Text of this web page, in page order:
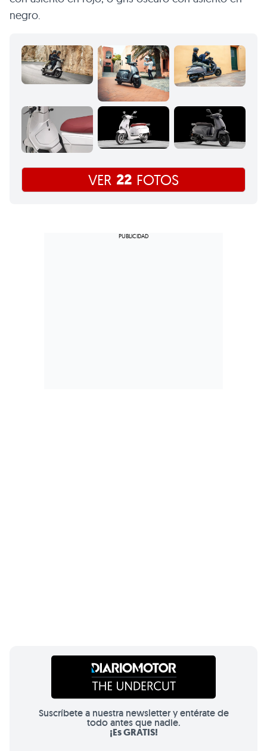
negro.
VER 22 FOTOS
Suscríbete a nuestra newsletter y entérate de
todo antes que nadie.
¡Es GRATIS!